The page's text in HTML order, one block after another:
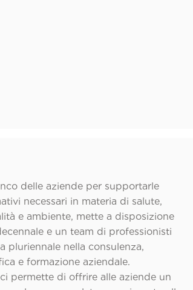
delle aziende per supportarle
necessari in materia di salute,
e ambiente, mette a disposizione
e un team di professionisti
pluriennale nella consulenza,
e formazione aziendale.
permette di offrire alle aziende un